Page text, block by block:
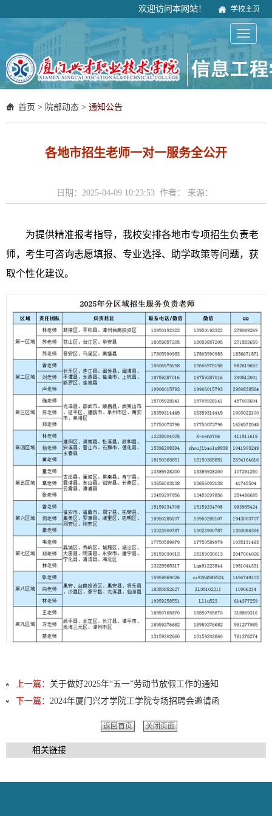
欢迎访问本网站！ 学校主页
首页 > 院部动态 > 通知公告
各地市招生老师一对一服务全公开
日期：2025-04-09 10:23:53 作者： 来源：
为提供精准报考指导，我校安排各地市专项招生负责老
师，考生可咨询志愿填报、专业选择、助学政策等问题，获
取个性化建议。
上一篇： 关于做好2025年“五一”劳动节放假工作的通知
下一篇： 2024年厦门兴才学院工学院专场招聘会邀请函
返回首页 关闭页面
相关链接